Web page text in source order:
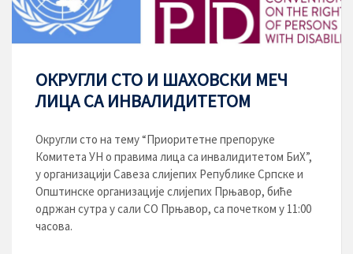
ОКРУГЛИ СТО И ШАХОВСКИ МЕЧ
ЛИЦА СА ИНВАЛИДИТЕТОМ
Округли сто на тему “Приоритетне препоруке
Комитета УН о правима лица са инвалидитетом БиХ”,
у организацији Савеза слијепих Републике Српске и
Општинске организације слијепих Прњавор, биће
одржан сутра у сали СО Прњавор, са почетком у 11:00
часова.